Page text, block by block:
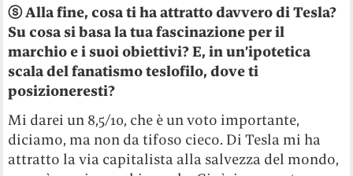
ⓢ Alla fine, cosa ti ha attratto davvero di Tesla?
Su cosa si basa la tua fascinazione per il
marchio e i suoi obiettivi? E, in un’ipotetica
scala del fanatismo teslofilo, dove ti
posizioneresti?
Mi darei un 8,5/10, che è un voto importante,
diciamo, ma non da tifoso cieco. Di Tesla mi ha
attratto la via capitalista alla salvezza del mondo,